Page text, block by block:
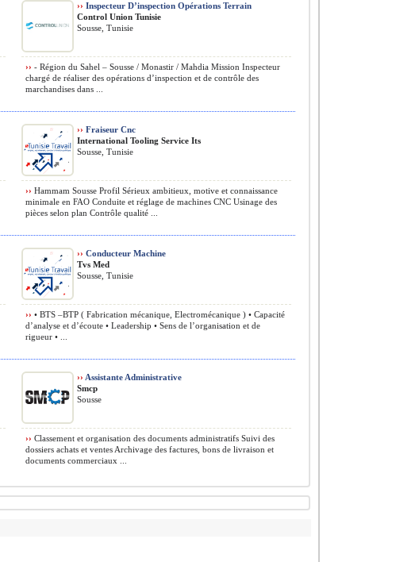
›› Inspecteur D’inspection Opérations Terrain
Control Union Tunisie
Sousse, Tunisie
›› - Région du Sahel – Sousse / Monastir / Mahdia Mission Inspecteur
chargé de réaliser des opérations d’inspection et de contrôle des
marchandises dans ...
›› Fraiseur Cnc
International Tooling Service Its
Sousse, Tunisie
›› Hammam Sousse Profil Sérieux ambitieux, motive et connaissance
minimale en FAO Conduite et réglage de machines CNC Usinage des
pièces selon plan Contrôle qualité ...
›› Conducteur Machine
Tvs Med
Sousse, Tunisie
›› • BTS –BTP ( Fabrication mécanique, Electromécanique ) • Capacité
d’analyse et d’écoute • Leadership • Sens de l’organisation et de
rigueur • ...
›› Assistante Administrative
Smcp
Sousse
›› Classement et organisation des documents administratifs Suivi des
dossiers achats et ventes Archivage des factures, bons de livraison et
documents commerciaux ...